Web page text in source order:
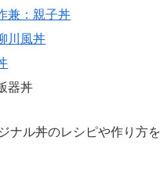
兼：親子丼
川風丼
器丼
ナル丼のレシピや作り方